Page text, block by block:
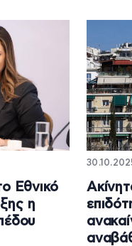
Εθνικό
η